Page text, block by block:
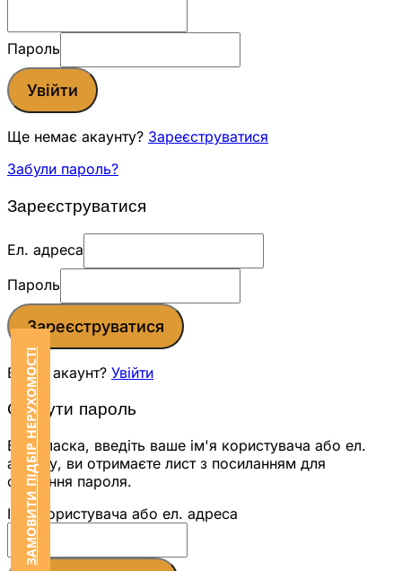
ЗАМОВИТИ ПІДБІР НЕРУХОМОСТІ
Пароль
Увійти
Ще немає акаунту? Зареєструватися
Забули пароль?
Зареєструватися
Ел. адреса
Пароль
Зареєструватися
Вже є акаунт? Увійти
Скинути пароль
Будь ласка, введіть ваше ім'я користувача або ел.
адресу, ви отримаєте лист з посиланням для
скидання пароля.
Ім'я користувача або ел. адреса